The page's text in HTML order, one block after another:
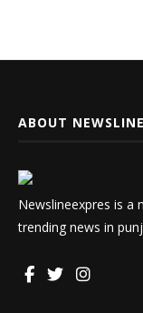
ABOUT
Newslineexpres is a
trending news in